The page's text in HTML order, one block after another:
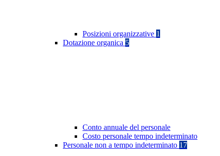
Posizioni organizzative 1
Dotazione organica 5
Conto annuale del personale
Costo personale tempo indeterminato
Personale non a tempo indeterminato 17